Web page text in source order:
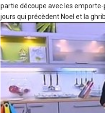
partie découpe avec les
jours qui précèdent Noel et la